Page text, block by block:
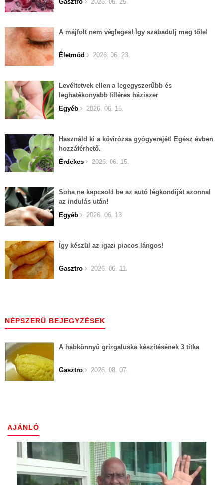
Gasztro 2026. 06. 25.
A májfolt nem végleges! Így szabadulj meg tőle!
Életmód 2026. 06. 23.
Levéltetvek ellen a legegyszerűbb és
leghatékonyabb filléres háziszer
Egyéb
2026. 06. 15.
Használd ki a kövirózsa gyógyerejét! Egész évben
hozzáférhető.
Érdekes
2026. 06. 15.
Soha ne kapcsold be az autó légkondiját azonnal
az indulás után!
Egyéb
2026. 06. 13.
Így készül az igazi piacos lángos!
Gasztro 2026. 06. 11.
NÉPSZERŰ BEJEGYZÉSEK
A habkönnyű grízgaluska készítésének 3 titka
Gasztro 2026. 08. 07.
AJÁNLÓ